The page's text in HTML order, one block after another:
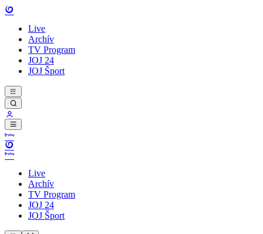
Live
Archív
TV Program
JOJ 24
JOJ Šport
Live
Archív
TV Program
JOJ 24
JOJ Šport